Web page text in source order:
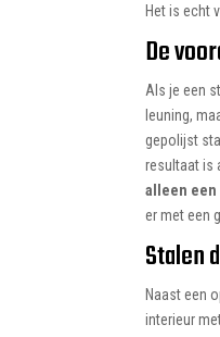
Het is echt
De
Als je een
leuning,
gepolijst
resultaat is
alleen een
er met een
Stalen
Naast een
interieur